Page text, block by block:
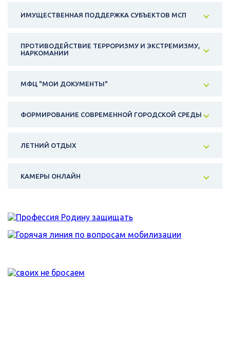
ИМУЩЕСТВЕННАЯ ПОДДЕРЖКА СУБЪЕКТОВ МСП
ПРОТИВОДЕЙСТВИЕ ТЕРРОРИЗМУ И ЭКСТРЕМИЗМУ,
НАРКОМАНИИ
МФЦ "МОИ ДОКУМЕНТЫ"
ФОРМИРОВАНИЕ СОВРЕМЕННОЙ ГОРОДСКОЙ СРЕДЫ
ЛЕТНИЙ ОТДЫХ
КАМЕРЫ ОНЛАЙН